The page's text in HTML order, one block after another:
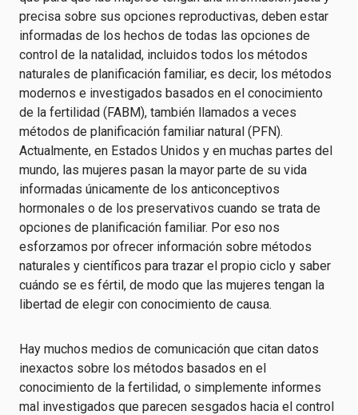
precisa sobre sus opciones reproductivas, deben estar
informadas de los hechos de todas las opciones de
control de la natalidad, incluidos todos los métodos
naturales de planificación familiar, es decir, los métodos
modernos e investigados basados en el conocimiento
de la fertilidad (FABM), también llamados a veces
métodos de planificación familiar natural (PFN).
Actualmente, en Estados Unidos y en muchas partes del
mundo, las mujeres pasan la mayor parte de su vida
informadas únicamente de los anticonceptivos
hormonales o de los preservativos cuando se trata de
opciones de planificación familiar. Por eso nos
esforzamos por ofrecer información sobre métodos
naturales y científicos para trazar el propio ciclo y saber
cuándo se es fértil, de modo que las mujeres tengan la
libertad de elegir con conocimiento de causa.
Hay muchos medios de comunicación que citan datos
inexactos sobre los métodos basados en el
conocimiento de la fertilidad, o simplemente informes
mal investigados que parecen sesgados hacia el control